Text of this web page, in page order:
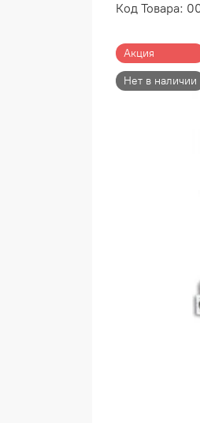
Код Товара:
Акция
Нет в наличии